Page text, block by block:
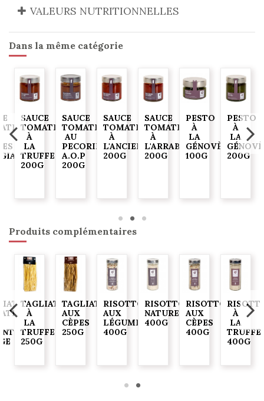
VALEURS NUTRITIONNELLES
Dans la même catégorie
SAUCE
TOMATE
À
LA
TRUFFE
200G
SAUCE
TOMATE
AU
PECORINO
A.O.P
200G
SAUCE
TOMATE
À
L'ANCIENNE
200G
SAUCE
TOMATE
À
L'ARRABIATA
200G
PESTO
À
LA
GÉNOVÈSE
100G
PESTO
À
LA
200G
Produits complémentaires
TAGLIATELLES
À
LA
TRUFFE
250G
TAGLIATELLES
AUX
CÈPES
250G
RISOTTO
AUX
LÉGUMES
400G
RISOTTO
NATURE
400G
RISOTTO
AUX
CÈPES
400G
À
LA
TRUFFE
400G